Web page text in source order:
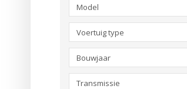
Model
Voertuig type
Bouwjaar
Transmissie